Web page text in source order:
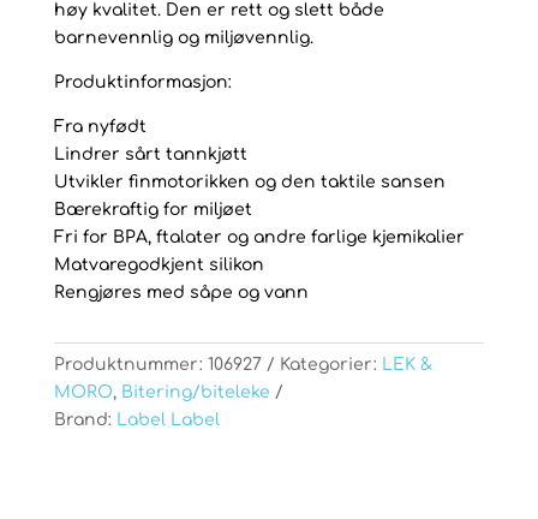
høy kvalitet. Den er rett og slett både
barnevennlig og miljøvennlig.
Produktinformasjon:
Fra nyfødt
Lindrer sårt tannkjøtt
Utvikler finmotorikken og den taktile sansen
Bærekraftig for miljøet
Fri for BPA, ftalater og andre farlige kjemikalier
Matvaregodkjent silikon
Rengjøres med såpe og vann
Produktnummer: 106927 Kategorier: LEK &
MORO, Bitering/biteleke
Brand: Label Label